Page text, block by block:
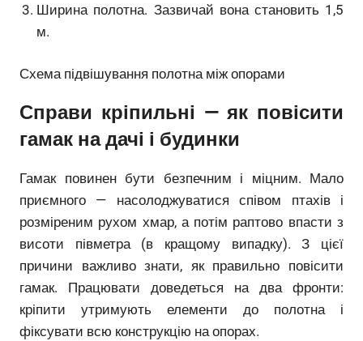
Ширина полотна. Зазвичай вона становить 1,5
м.
Схема підвішування полотна між опорами
Справи кріпильні — як повісити
гамак на дачі і будинки
Гамак повинен бути безпечним і міцним. Мало
приємного — насолоджуватися співом птахів і
розміреним рухом хмар, а потім раптово впасти з
висоти півметра (в кращому випадку). З цієї
причини важливо знати, як правильно повісити
гамак. Працювати доведеться на два фронти:
кріпити утримують елементи до полотна і
фіксувати всю конструкцію на опорах.